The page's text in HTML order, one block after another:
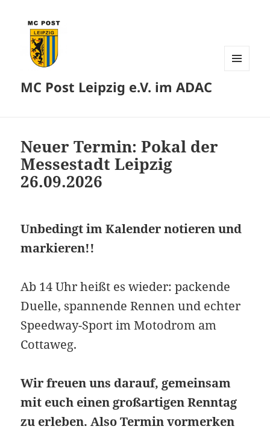
MC Post Leipzig e.V. im ADAC
Neuer Termin: Pokal der
Messestadt Leipzig
26.09.2026
Unbedingt im Kalender notieren und
markieren!!
Ab 14 Uhr heißt es wieder: packende
Duelle, spannende Rennen und echter
Speedway-Sport im Motodrom am
Cottaweg.
Wir freuen uns darauf, gemeinsam
mit euch einen großartigen Renntag
zu erleben. Also Termin vormerken